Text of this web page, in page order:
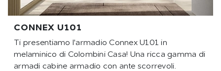
CONNEX U101
Ti presentiamo l'armadio Connex U101 in
melaminico di Colombini Casa! Una ricca gamma di
armadi cabine armadio con ante scorrevoli.